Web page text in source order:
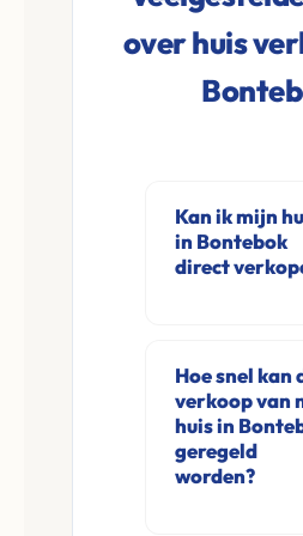
over huis
Kan ik mijn
in Bontebok
direct
direct aan in
Bontebok en
omgeving. U
verkoopt
Hoe snel kan
verkoop van
huis in
geregeld
worden?